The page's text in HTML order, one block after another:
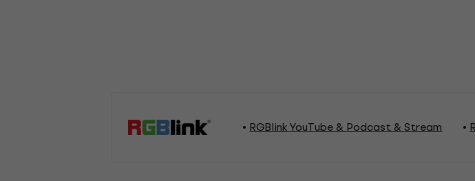
RGBlink YouTube & Podcast & Stream